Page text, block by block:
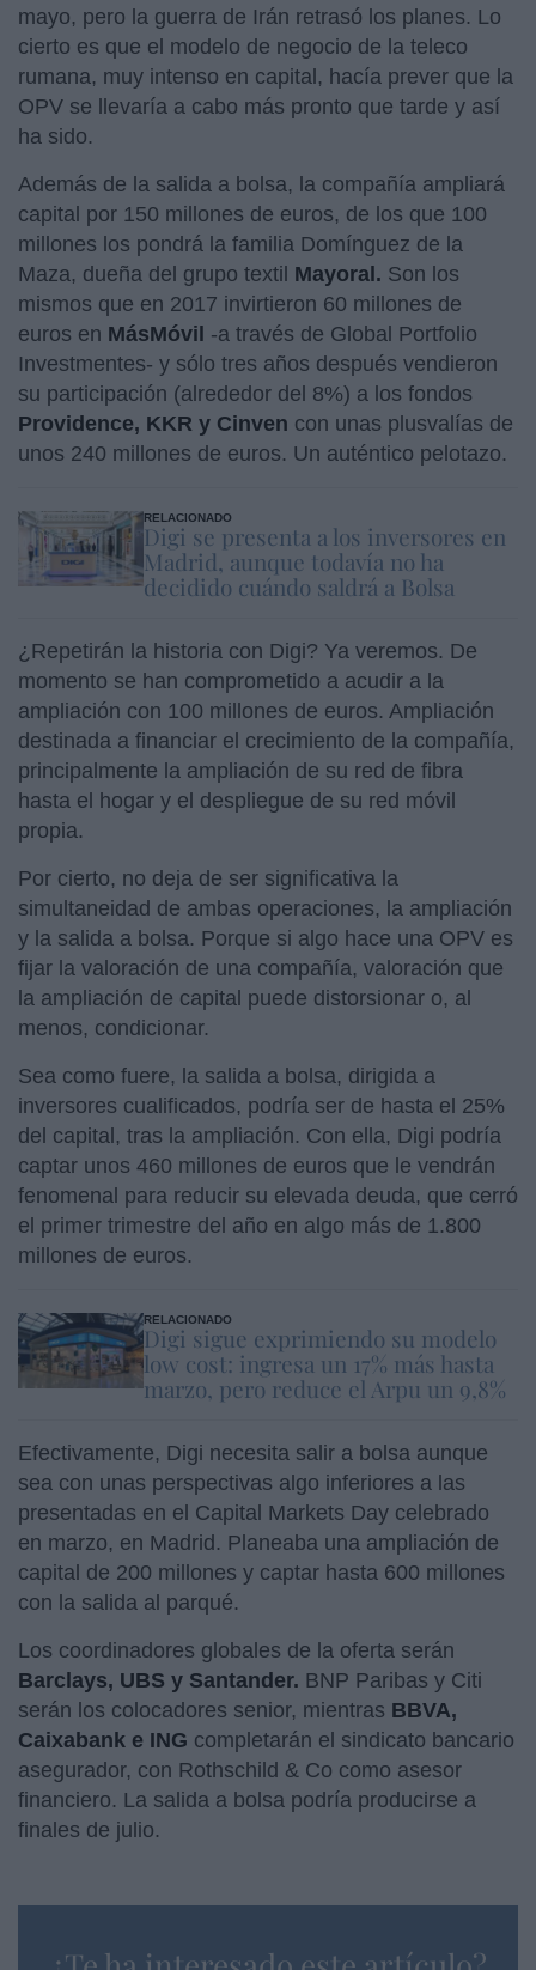
mayo, pero la guerra de Irán retrasó los planes. Lo
cierto es que el modelo de negocio de la teleco
rumana, muy intenso en capital, hacía prever que la
OPV se llevaría a cabo más pronto que tarde y así
ha sido.
Además de la salida a bolsa, la compañía ampliará
capital por 150 millones de euros, de los que 100
millones los pondrá la familia Domínguez de la
Maza, dueña del grupo textil Mayoral. Son los
mismos que en 2017 invirtieron 60 millones de
euros en MásMóvil -a través de Global Portfolio
Investmentes- y sólo tres años después vendieron
su participación (alrededor del 8%) a los fondos
Providence, KKR y Cinven con unas plusvalías de
unos 240 millones de euros. Un auténtico pelotazo.
RELACIONADO
Digi se presenta a los inversores en
Madrid, aunque todavía no ha
decidido cuándo saldrá a Bolsa
¿Repetirán la historia con Digi? Ya veremos. De
momento se han comprometido a acudir a la
ampliación con 100 millones de euros. Ampliación
destinada a financiar el crecimiento de la compañía,
principalmente la ampliación de su red de fibra
hasta el hogar y el despliegue de su red móvil
propia.
Por cierto, no deja de ser significativa la
simultaneidad de ambas operaciones, la ampliación
y la salida a bolsa. Porque si algo hace una OPV es
fijar la valoración de una compañía, valoración que
la ampliación de capital puede distorsionar o, al
menos, condicionar.
Sea como fuere, la salida a bolsa, dirigida a
inversores cualificados, podría ser de hasta el 25%
del capital, tras la ampliación. Con ella, Digi podría
captar unos 460 millones de euros que le vendrán
fenomenal para reducir su elevada deuda, que cerró
el primer trimestre del año en algo más de 1.800
millones de euros.
RELACIONADO
Digi sigue exprimiendo su modelo
low cost: ingresa un 17% más hasta
marzo, pero reduce el Arpu un 9,8%
Efectivamente, Digi necesita salir a bolsa aunque
sea con unas perspectivas algo inferiores a las
presentadas en el Capital Markets Day celebrado
en marzo, en Madrid. Planeaba una ampliación de
capital de 200 millones y captar hasta 600 millones
con la salida al parqué.
Los coordinadores globales de la oferta serán
Barclays, UBS y Santander. BNP Paribas y Citi
serán los colocadores senior, mientras BBVA,
Caixabank e ING completarán el sindicato bancario
asegurador, con Rothschild & Co como asesor
financiero. La salida a bolsa podría producirse a
finales de julio.